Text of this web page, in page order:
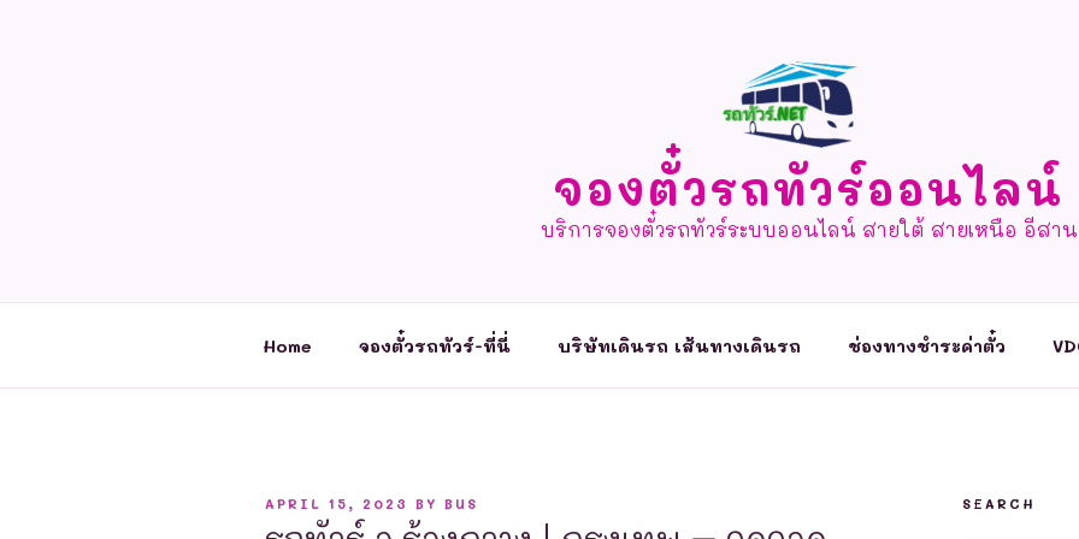
จองตั๋วรถทัวร์ออนไลน์
บริการจองตั๋วรถทัวร์ระบบออนไลน์ สายใต้ สายเหนือ อีสาน
Home จองตั๋วรถทัวร์-ที่นี่ บริษัทเดินรถ เส้นทางเดินรถ ช่องทางชำระค่าตั๋ว
POSTED
APRIL 15, 2023 BY BUS SEARCH